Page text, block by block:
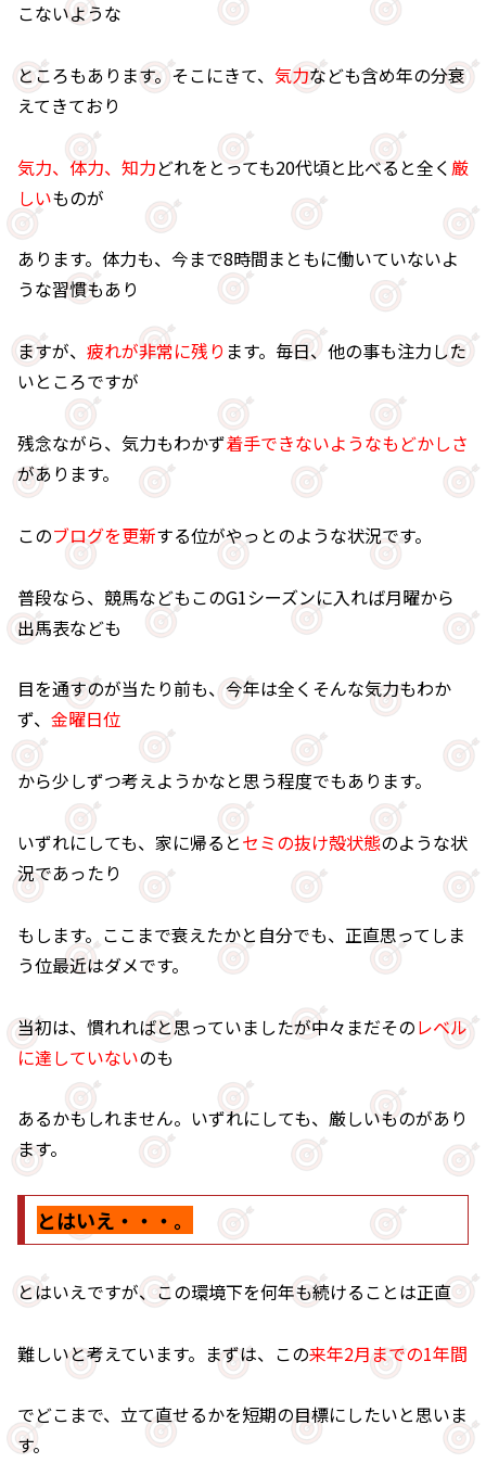
こないような
ところもあります。そこにきて、 気力なども含め年の分衰
えてきており
気力、体力、知力どれをとっても20代頃と比べると全く 厳
しいものが
あります。体力も、今まで8時間まともに働いていないよ
うな習慣もあり
ますが、 疲れが非常に残り ます。毎日、他の事も注力した
いところですが
残念ながら、気力もわかず着手できないようなもどかしさ
があります。
このブログを更新する位がやっとのような状況です。
普段なら、競馬などもこのG1シーズンに入れば月曜から
出馬表なども
目を通すのが当たり前も、今年は全くそんな気力もわか
ず、 金曜日位
から少しずつ考えようかなと思う程度でもあります。
いずれにしても、家に帰るとセミの抜け殻状態のような状
況であったり
もします。ここまで衰えたかと自分でも、正直思ってしま
う位最近はダメです。
当初は、慣れればと思っていましたが中々まだそのレベル
に達していないのも
あるかもしれません。いずれにしても、厳しいものがあり
ます。
とはいえ・・・。
とはいえですが、この環境下を何年も続けることは正直
難しいと考えています。まずは、この来年2月までの1年間
でどこまで、立て直せるかを短期の目標にしたいと思いま
す。